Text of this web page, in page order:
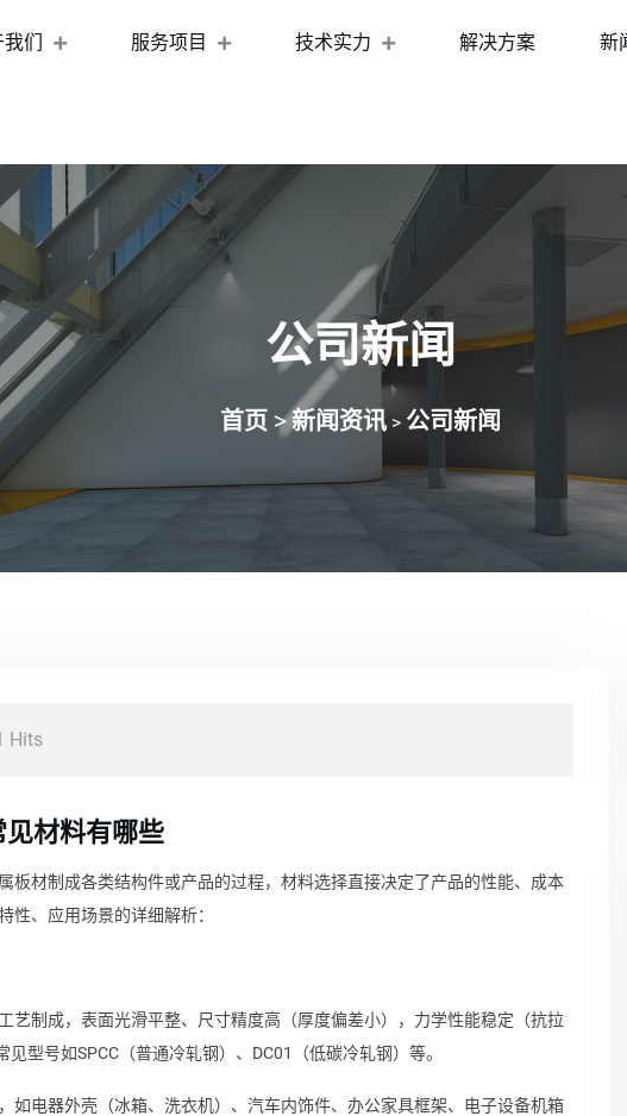
们 服务项目 技术实力 解决方案 新
公司新闻
首页 >新闻资讯> 公司新闻
Hits
材料有哪些
板材制成各类结构件或产品的过程，材料选择直接决定了产品的性能、成本
性、应用场景的详细解析：
艺制成，表面光滑平整、尺寸精度高（厚度偏差小），力学性能稳定（抗拉
型号如SPCC（普通冷轧钢）、DC01（低碳冷轧钢）等。
如电器外壳（冰箱、洗衣机）、汽车内饰件、办公家具框架、电子设备机箱